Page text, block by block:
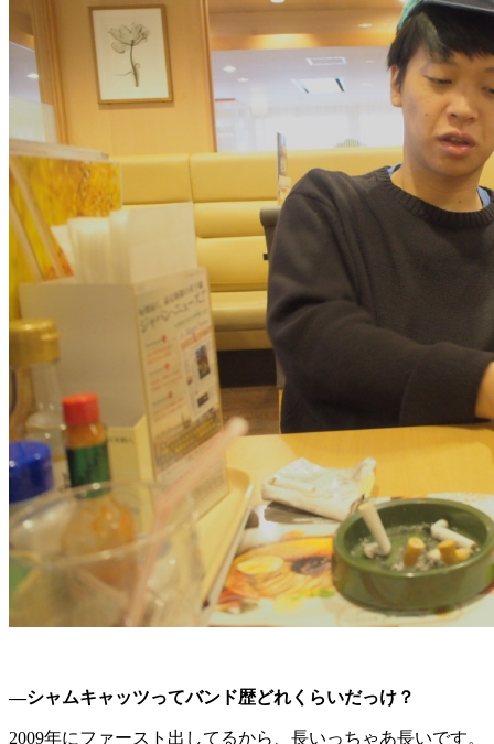
―シャムキャッツってバンド歴どれくらいだっけ？
2009年にファースト出してるから、長いっちゃあ長いです。